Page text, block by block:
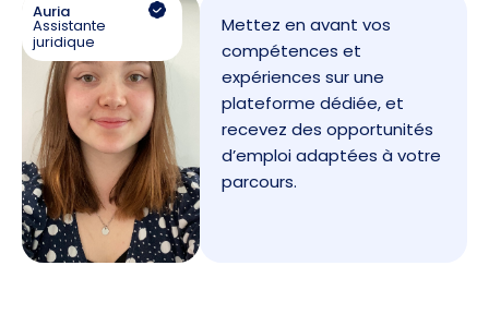
Auria
Assistante
juridique
Mettez en avant vos
compétences et
expériences sur une
plateforme dédiée, et
recevez des opportunités
d’emploi adaptées à votre
parcours.